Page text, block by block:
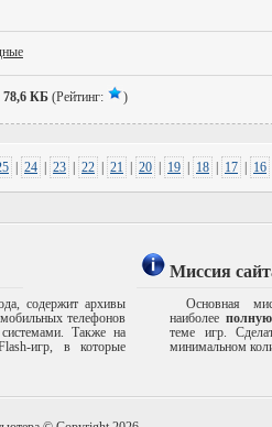
78,6 КБ (Рейтинг: )
24 23 22 21 20 19 18 17 16
содержит архивы
телефонов
Также на
игр, в которые
Миссия
Основная
наиболее
теме игр.
минимальном